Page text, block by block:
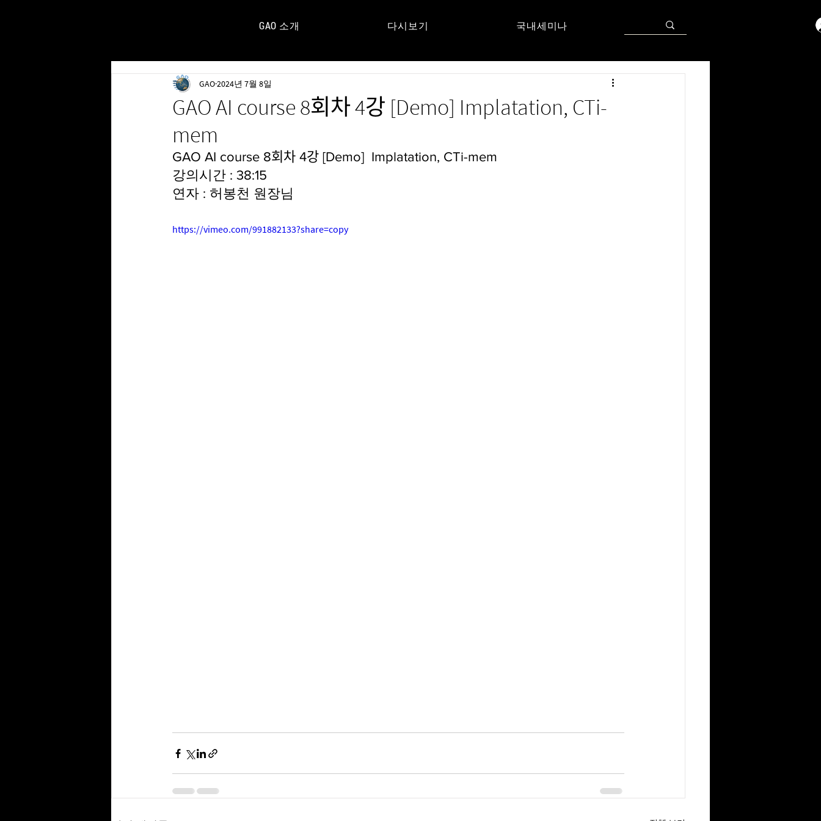
FORUM
GAO 소개 다시보기 국내세미나
GAO AI course 8회차 4강 [Demo] Implatation, CTi-
mem
GAO2024년 7월 8일
GAO AI course 8회차 4강 [Demo]  Implatation, CTi-mem
강의시간 : 38:15
연자 : 허봉천 원장님
https://vimeo.com/991882133?share=copy